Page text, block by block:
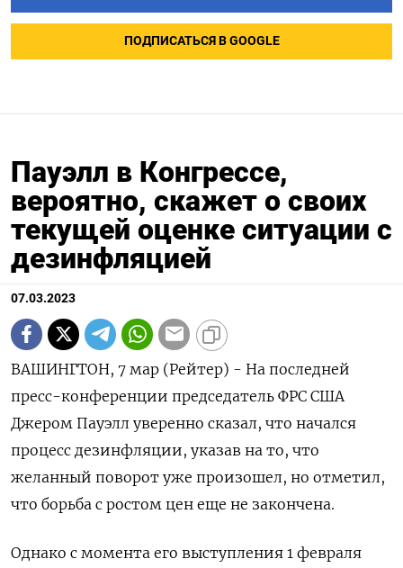
ПОДПИСАТЬСЯ В GOOGLE
Пауэлл в Конгрессе,
вероятно, скажет о своих
текущей оценке ситуации с
дезинфляцией
07.03.2023
ВАШИНГТОН, 7 мар (Рейтер) - На последней
пресс-конференции председатель ФРС США
Джером Пауэлл уверенно сказал, что начался
процесс дезинфляции, указав на то, что
желанный поворот уже произошел, но отметил,
что борьба с ростом цен еще не закончена.
Однако с момента его выступления 1 февраля